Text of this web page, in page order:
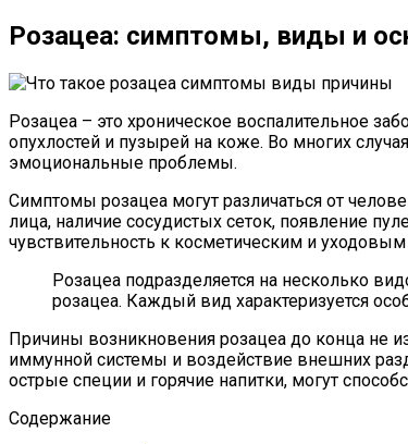
Розацеа: симптомы, виды и
Розацеа – это хроническое воспалительное
опухлостей и пузырей на коже. Во многих
эмоциональные проблемы.
Симптомы розацеа могут различаться от
лица, наличие сосудистых сеток, появление
чувствительность к косметическим и
Розацеа подразделяется на несколько
розацеа. Каждый вид характеризуется
Причины возникновения розацеа до конца не
иммунной системы и воздействие внешних
острые специи и горячие напитки, могут
Содержание